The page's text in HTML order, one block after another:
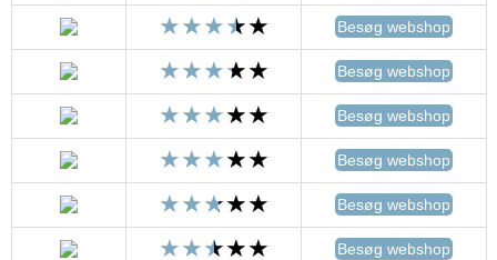
Besøg webshop
Besøg webshop
Besøg webshop
Besøg webshop
Besøg webshop
Besøg webshop